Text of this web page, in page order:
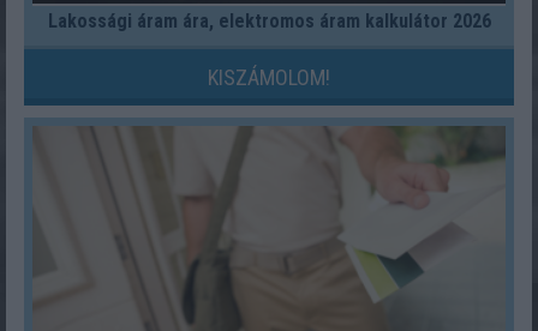
Lakossági áram ára, elektromos áram kalkulátor 2026
KISZÁMOLOM!